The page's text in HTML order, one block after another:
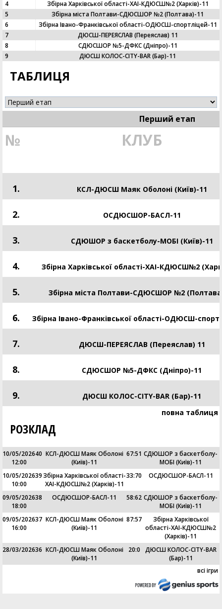
4
Збірна Харківської області-ХАІ-КДЮСШ№2 (Харків)-11
5
Збірна міста Полтави-СДЮСШОР №2 (Полтава)-11
6
Збірна Івано-Франківської області-ОДЮСШ-спортліцей-11
7
ДЮСШ-ПЕРЕЯСЛАВ (Переяслав) 11
8
СДЮСШОР №5-ДФКС (Дніпро)-11
9
ДЮСШ КОЛОС-CITY-BAR (Бар)-11
ТАБЛИЦЯ
Перший етап
№ КЛУБ
1. КСЛ-ДЮСШ Маяк Оболоні (Київ)-11
2. ОСДЮСШОР-БАСЛ-11
3. СДЮШОР з баскетболу-МОБІ (Київ)-11
4. Збірна Харківської області-ХАІ-КДЮСШ№2
5. Збірна міста Полтави-СДЮСШОР №2
6. Збірна Івано-Франківської області-ОДЮСШ-
7. ДЮСШ-ПЕРЕЯСЛАВ (Переяслав) 11
8. СДЮСШОР №5-ДФКС (Дніпро)-11
9.
ДЮСШ КОЛОС-CITY-BAR (Бар)-11
повна таблиця
РОЗКЛАД
10/05/2026
12:00
40 КСЛ-ДЮСШ Маяк Оболоні
(Київ)-11
67:51 СДЮШОР з баскетболу-
МОБІ (Київ)-11
10/05/2026
10:00
39Збірна Харківської області-
ХАІ-КДЮСШ№2 (Харків)-11
33:70 ОСДЮСШОР-БАСЛ-11
09/05/2026
18:00
38 ОСДЮСШОР-БАСЛ-11 58:62 СДЮШОР з баскетболу-
МОБІ (Київ)-11
09/05/2026
16:00
37 КСЛ-ДЮСШ Маяк Оболоні
(Київ)-11
87:57
Збірна Харківської
області-ХАІ-КДЮСШ№2
(Харків)-11
28/03/202636 КСЛ-ДЮСШ Маяк Оболоні
(Київ)-11
20:0
ДЮСШ КОЛОС-CITY-BAR
(Бар)-11
всі ігри